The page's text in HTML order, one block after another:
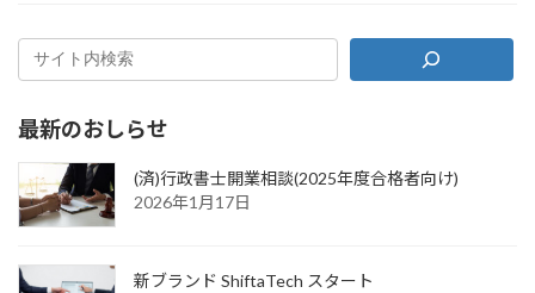
最新のおしらせ
(済)行政書士開業相談(2025年度合格者向け)
2026年1月17日
新ブランド ShiftaTech スタート